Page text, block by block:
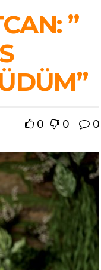
”
0 0 0